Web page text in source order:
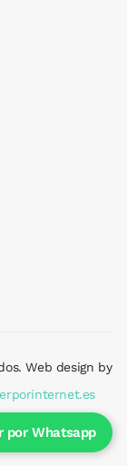
Web design by
por Whatsapp